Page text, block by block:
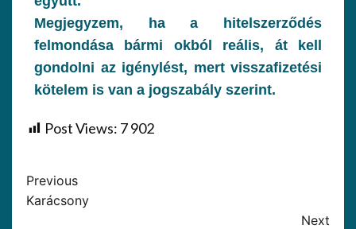
Megjegyzem, ha a hitelszerződés
felmondása bármi okból reális, át kell
gondolni az igénylést, mert visszafizetési
kötelem is van a jogszabály szerint.
Post Views: 7 902
Previous
Karácsony
Next